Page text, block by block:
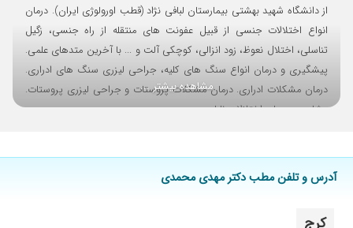
از دانشگاه شهید بهشتی بیمارستان لبافی نژاد (قطب اورولوژی ایران). درمان
انواع اختلالات جنسی از قبیل عفونت های منتقله از راه جنسی، زگیل
تناسلی، اختلال نعوظ، زود انزالی، کوچکی آلت و ... با آخرین متدهای علمی.
پیشگیری و درمان انواع سنگ های کلیه، جراحی لیزری سنگ های ادراری.
درمان مشکلات ادراری. درمان مشکلات پروستات و جراحی لیزری پروستات.
مشاوره و درمان اختلالات ناباروری.
مشاهده بیشتر ...
آدرس و تلفن مطب دکتر مهدی محمدی
کرج